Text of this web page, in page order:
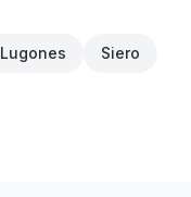
Lugones Siero